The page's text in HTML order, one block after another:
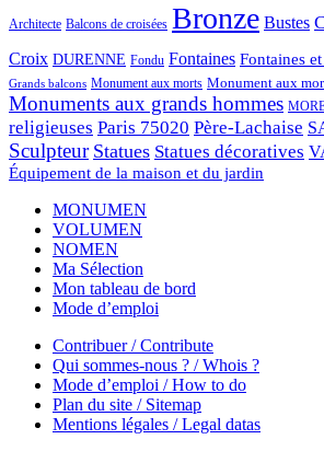
Architecte Balcons de croisées Bronze Bustes
Croix DURENNE Fondu Fontaines Fontaines
Grands balcons Monument aux morts Monument aux
Monuments aux grands hommes
religieuses Paris 75020 Père-Lachaise
Sculpteur Statues Statues décoratives
Équipement de la maison et du jardin
MONUMEN
VOLUMEN
NOMEN
Ma Sélection
Mon tableau de bord
Mode d’emploi
Contribuer / Contribute
Qui sommes-nous ? / Whois ?
Mode d’emploi / How to do
Plan du site / Sitemap
Mentions légales / Legal datas